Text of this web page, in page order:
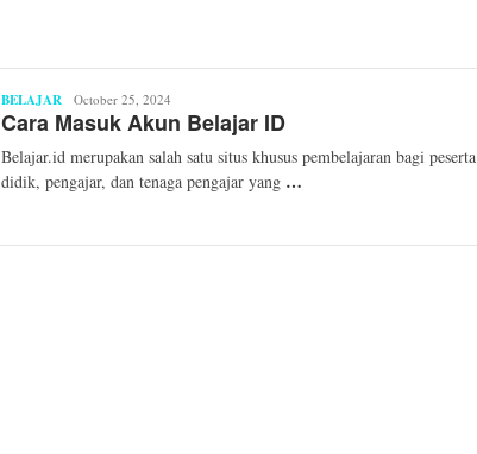
BELAJAR Mita
Mellinda
October 25, 2024
Cara Masuk Akun Belajar ID
Belajar.id merupakan salah satu situs khusus pembelajaran bagi peserta
didik, pengajar, dan tenaga pengajar yang …